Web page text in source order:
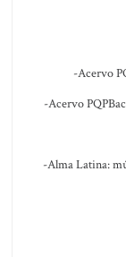
-Acervo
-Acervo
-Alma Latina: